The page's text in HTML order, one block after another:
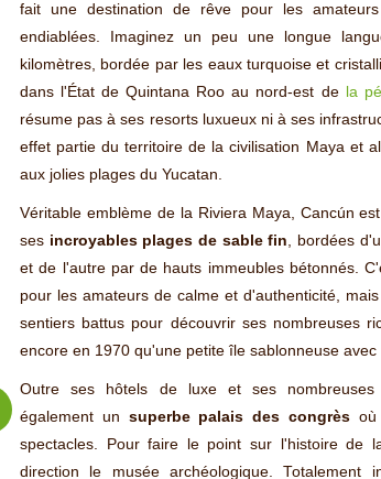
fait une destination de rêve pour les
endiablées. Imaginez un peu une longue
kilomètres, bordée par les eaux turquoise et
dans l'État de Quintana Roo au nord-est dela
résume pas à ses resorts luxueux ni à ses
effet partie du territoire de la civilisation Maya et
aux jolies plages du Yucatan.
Véritable emblème de la Riviera Maya, Cancún
ses incroyables plages de sable fin, bordées
et de l'autre par de hauts immeubles bétonnés.
pour les amateurs de calme et d'authenticité,
sentiers battus pour découvrir ses nombreuses
encore en 1970 qu'une petite île sablonneuse
Outre ses hôtels de luxe et ses nombreuses
également un superbe palais des congrès où
spectacles. Pour faire le point sur l'histoire de
direction le musée archéologique. Totalement